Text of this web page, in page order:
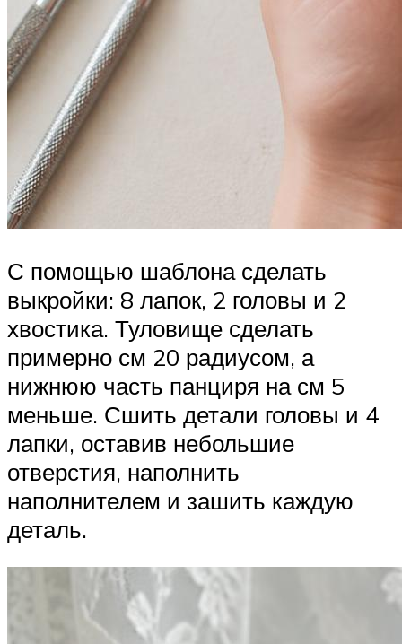
С помощью шаблона сделать
выкройки: 8 лапок, 2 головы и 2
хвостика. Туловище сделать
примерно см 20 радиусом, а
нижнюю часть панциря на см 5
меньше. Сшить детали головы и 4
лапки, оставив небольшие
отверстия, наполнить
наполнителем и зашить каждую
деталь.